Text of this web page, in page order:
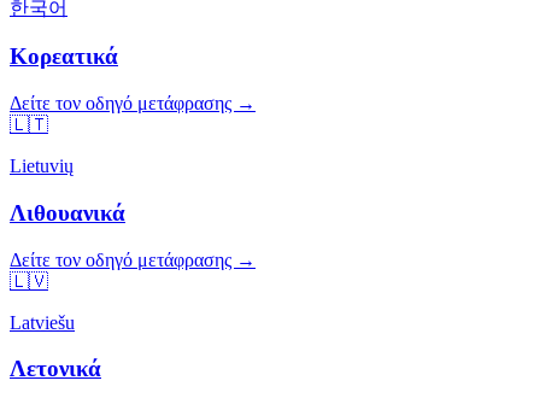
한국어
Κορεατικά
Δείτε τον οδηγό μετάφρασης →
🇱🇹
Lietuvių
Λιθουανικά
Δείτε τον οδηγό μετάφρασης →
🇱🇻
Latviešu
Λετονικά